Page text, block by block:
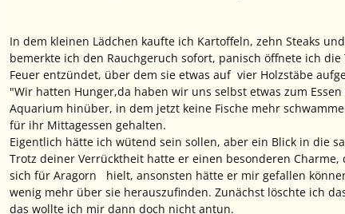
In dem kleinen Lädchen kaufte ich Kartoffeln, zehn Steaks
bemerkte ich den Rauchgeruch sofort, panisch öffnete ich
Feuer entzündet, über dem sie etwas auf vier Holzstäbe
"Wir hatten Hunger,da haben wir uns selbst etwas zum
Aquarium hinüber, in dem jetzt keine Fische mehr
für ihr Mittagessen gehalten.
Eigentlich hätte ich wütend sein sollen, aber ein Blick in die
Trotz deiner Verrücktheit hatte er einen besonderen
sich für Aragorn hielt, ansonsten hätte er mir gefallen
wenig mehr über sie herauszufinden. Zunächst löschte ich
das wollte ich mir dann doch nicht antun.